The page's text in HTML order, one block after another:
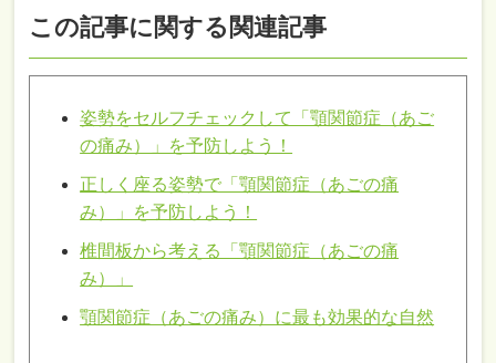
この記事に関する関連記事
姿勢をセルフチェックして「顎関節症（あご
の痛み）」を予防しよう！
正しく座る姿勢で「顎関節症（あごの痛
み）」を予防しよう！
椎間板から考える「顎関節症（あごの痛
み）」
顎関節症（あごの痛み）に最も効果的な自然